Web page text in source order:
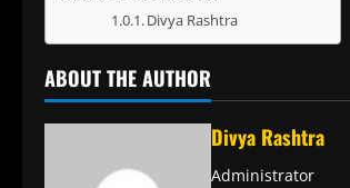
Divya Rashtra
ABOUT THE AUTHOR
Divya Rashtra
Administrator